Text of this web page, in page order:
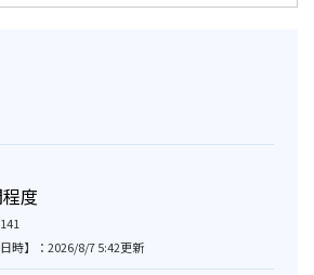
度
時】：2026/8/7 5:42更新